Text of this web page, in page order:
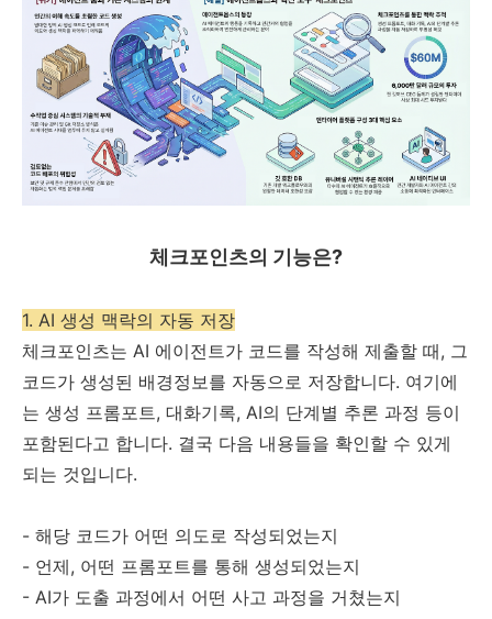
체크포인츠의 기능은?
1. AI 생성 맥락의 자동 저장
체크포인츠는 AI 에이전트가 코드를 작성해 제출할 때, 그
코드가 생성된 배경정보를 자동으로 저장합니다. 여기에
는 생성 프롬포트, 대화기록, AI의 단계별 추론 과정 등이
포함된다고 합니다. 결국 다음 내용들을 확인할 수 있게
되는 것입니다.
- 해당 코드가 어떤 의도로 작성되었는지
- 언제, 어떤 프롬포트를 통해 생성되었는지
- AI가 도출 과정에서 어떤 사고 과정을 거쳤는지